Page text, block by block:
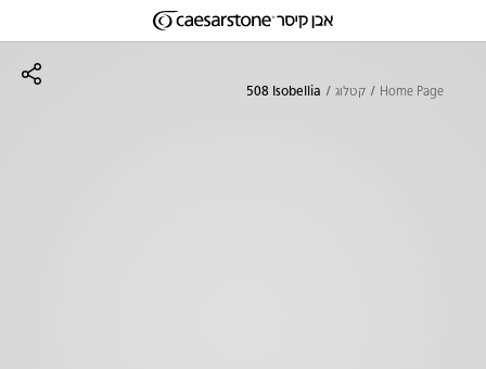
Home Page קטלוג 508 Isobellia